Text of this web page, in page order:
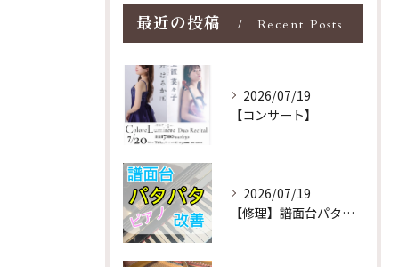
最近の投稿 Recent Posts
2026/07/19
【コンサート】
2026/07/19
【修理】譜面台パタパタを改善！ストレス解消！